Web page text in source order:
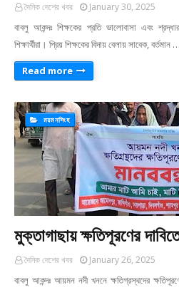
দৈনিক দেশের খবর January 30, 2025
বাবলু আকন্দঃ শিক্ষকের প্রতি ভালোবাসা এবং
শিক্ষার্থীরা। প্রিয় শিক্ষকের বিদায় বেলায় সাবেক, বর্তমান …
Read more
ময়মনসিংহ
মুক্তাগাছায় ক্ষতিপূরণের
দৈনিক দেশের খবর January 26, 2025
বাবলু আকন্দঃ আয়মন নদী খননে ক্ষতিগ্রস্থদের